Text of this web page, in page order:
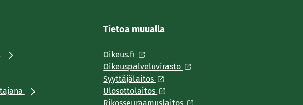
Tietoa muualla
Oikeus.fi
Oikeuspalveluvirasto
Syyttäjälaitos
Ulosottolaitos